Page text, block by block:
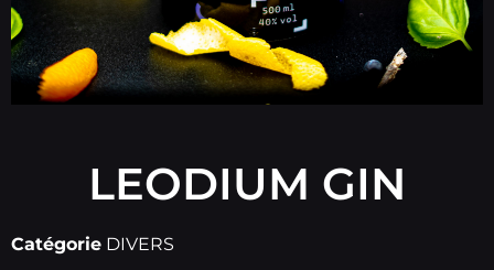
LEODIUM GIN
Catégorie DIVERS